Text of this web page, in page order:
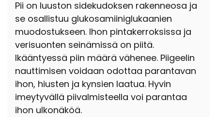
Pii on luuston sidekudoksen rakenneosa ja
se osallistuu glukosamiiniglukaanien
muodostukseen. Ihon pintakerroksissa ja
verisuonten seinämissä on piitä.
Ikääntyessä piin määrä vähenee. Piigeelin
nauttimisen voidaan odottaa parantavan
ihon, hiusten ja kynsien laatua. Hyvin
imeytyvällä piivalmisteella voi parantaa
ihon ulkonäköä.